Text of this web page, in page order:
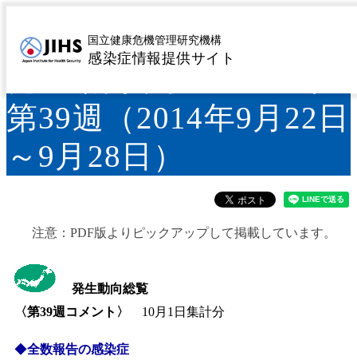
国立健康危機管理研究機構
感染症情報提供サイト
IDWR 2014年第39号＜
第39週（2014年9月22日
～9月28日）
注意：PDF版よりピックアップして掲載しています。
発生動向総覧
〈第39週コメント〉 10月1日集計分
◆全数報告の感染症